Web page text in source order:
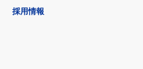
採用情報